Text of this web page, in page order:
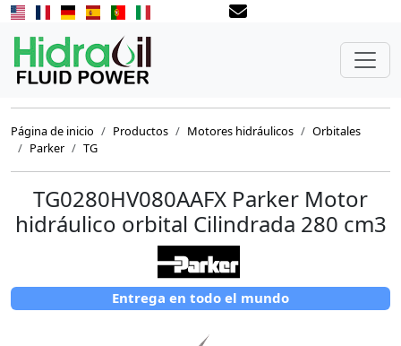
Página de inicio Productos Motores hidráulicos
Orbitales
Parker
TG
TG0280HV080AAFX Parker Motor
hidráulico orbital Cilindrada 280 cm3
Entrega en todo el mundo